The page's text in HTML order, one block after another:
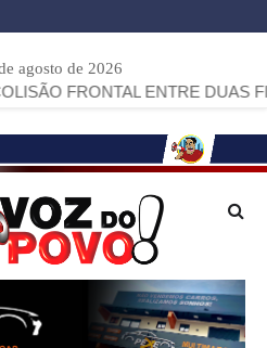
agosto de 2026
ENTRE DUAS FIAT